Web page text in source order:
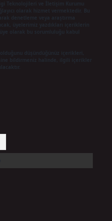
Teknolojileri ve İletişim Kurumu
olarak hizmet vermektedir. Bu
denetleme veya araştırma
üyelerimiz yazdıkları içeriklerin
düşündüğünüz içerikleri,